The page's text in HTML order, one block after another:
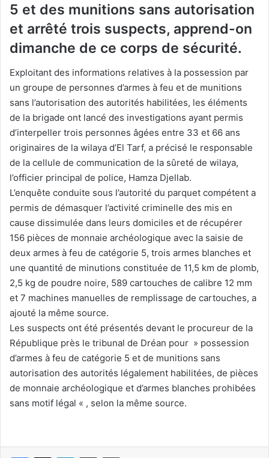
5 et des munitions sans autorisation
et arrêté trois suspects, apprend-on
dimanche de ce corps de sécurité.
Exploitant des informations relatives à la possession par
un groupe de personnes d’armes à feu et de munitions
sans l’autorisation des autorités habilitées, les éléments
de la brigade ont lancé des investigations ayant permis
d’interpeller trois personnes âgées entre 33 et 66 ans
originaires de la wilaya d’El Tarf, a précisé le responsable
de la cellule de communication de la sûreté de wilaya,
l’officier principal de police, Hamza Djellab.
L’enquête conduite sous l’autorité du parquet compétent a
permis de démasquer l’activité criminelle des mis en
cause dissimulée dans leurs domiciles et de récupérer
156 pièces de monnaie archéologique avec la saisie de
deux armes à feu de catégorie 5, trois armes blanches et
une quantité de minutions constituée de 11,5 km de plomb,
2,5 kg de poudre noire, 589 cartouches de calibre 12 mm
et 7 machines manuelles de remplissage de cartouches, a
ajouté la même source.
Les suspects ont été présentés devant le procureur de la
République près le tribunal de Dréan pour » possession
d’armes à feu de catégorie 5 et de munitions sans
autorisation des autorités légalement habilitées, de pièces
de monnaie archéologique et d’armes blanches prohibées
sans motif légal « , selon la même source.